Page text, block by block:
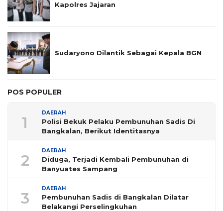
Kapolres Jajaran
Sudaryono Dilantik Sebagai Kepala BGN
POS POPULER
1
DAERAH
Polisi Bekuk Pelaku Pembunuhan Sadis Di
Bangkalan, Berikut Identitasnya
2
DAERAH
Diduga, Terjadi Kembali Pembunuhan di
Banyuates Sampang
3
DAERAH
Pembunuhan Sadis di Bangkalan Dilatar
Belakangi Perselingkuhan